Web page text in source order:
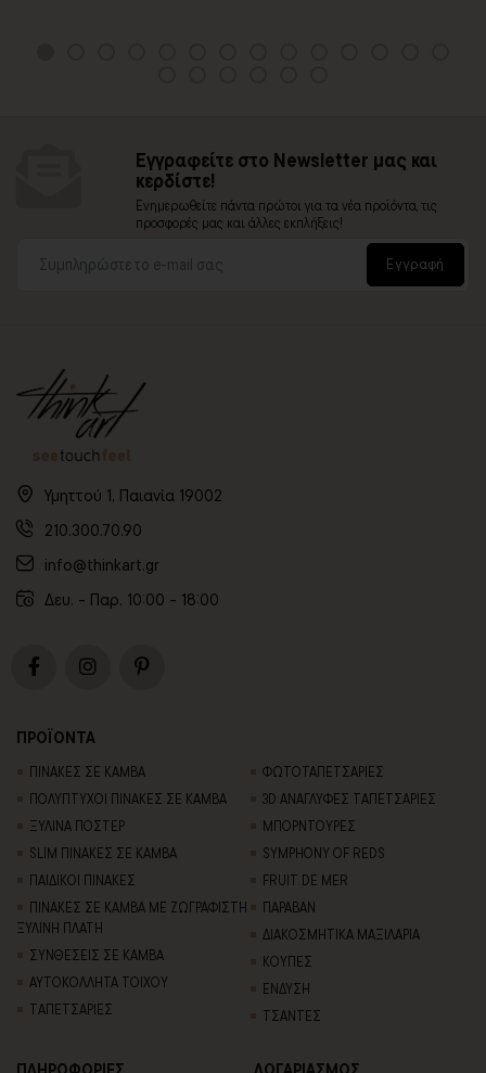
Εγγραφείτε στο Newsletter μας και
κερδίστε!
Ενημερωθείτε πάντα πρώτοι για τα νέα προϊόντα, τις
προσφορές μας και άλλες εκπλήξεις!
Εγγραφή
Υμηττού 1, Παιανία 19002
210.300.70.90
info@thinkart.gr
Δευ. - Παρ. 10:00 - 18:00
ΠΡΟΪΟΝΤΑ
ΠΙΝΑΚΕΣ ΣΕ ΚΑΜΒΑ
ΠΟΛΥΠΤΥΧΟΙ ΠΙΝΑΚΕΣ ΣΕ ΚΑΜΒΑ
ΞΥΛΙΝΑ ΠΟΣΤΕΡ
SLIM ΠΙΝΑΚΕΣ ΣΕ ΚΑΜΒΑ
ΠΑΙΔΙΚΟΙ ΠΙΝΑΚΕΣ
ΠΙΝΑΚΕΣ ΣΕ ΚΑΜΒΑ ΜΕ ΖΩΓΡΑΦΙΣΤΗ
ΞΥΛΙΝΗ ΠΛΑΤΗ
ΣΥΝΘΕΣΕΙΣ ΣΕ ΚΑΜΒΑ
ΑΥΤΟΚΟΛΛΗΤΑ ΤΟΙΧΟΥ
TΑΠΕΤΣΑΡΙΕΣ
ΦΩΤΟΤΑΠΕΤΣΑΡΙΕΣ
3D AΝΑΓΛΥΦΕΣ TΑΠΕΤΣΑΡΙΕΣ
ΜΠΟΡΝΤΟΥΡΕΣ
SYMPHONY OF REDS
FRUIT DE MER
ΠΑΡΑΒΑΝ
ΔΙΑΚΟΣΜΗΤΙΚΑ ΜΑΞΙΛΑΡΙΑ
ΚΟΥΠΕΣ
ΕΝΔΥΣΗ
ΤΣΑΝΤΕΣ